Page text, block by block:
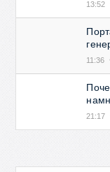
13:52
11:36
21:17